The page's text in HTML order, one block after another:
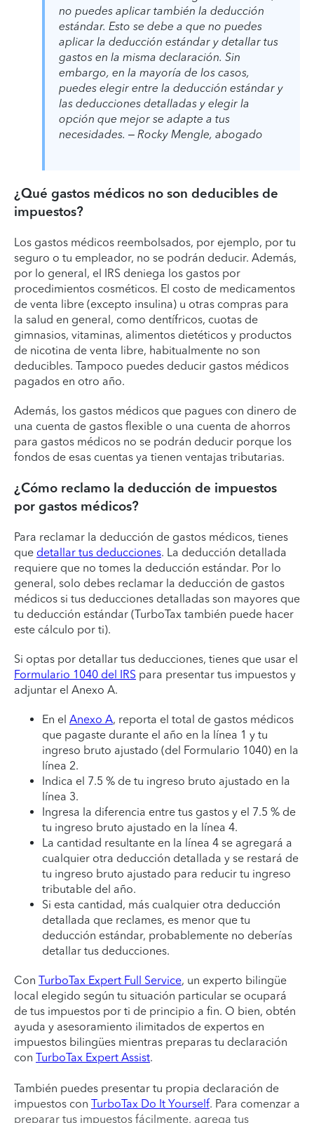
no puedes aplicar también la deducción
estándar. Esto se debe a que no puedes
aplicar la deducción estándar y detallar tus
gastos en la misma declaración. Sin
embargo, en la mayoría de los casos,
puedes elegir entre la deducción estándar y
las deducciones detalladas y elegir la
opción que mejor se adapte a tus
necesidades. – Rocky Mengle, abogado
¿Qué gastos médicos no son deducibles de
impuestos?
Los gastos médicos reembolsados, por ejemplo, por tu
seguro o tu empleador, no se podrán deducir. Además,
por lo general, el IRS deniega los gastos por
procedimientos cosméticos. El costo de medicamentos
de venta libre (excepto insulina) u otras compras para
la salud en general, como dentífricos, cuotas de
gimnasios, vitaminas, alimentos dietéticos y productos
de nicotina de venta libre, habitualmente no son
deducibles. Tampoco puedes deducir gastos médicos
pagados en otro año.
Además, los gastos médicos que pagues con dinero de
una cuenta de gastos flexible o una cuenta de ahorros
para gastos médicos no se podrán deducir porque los
fondos de esas cuentas ya tienen ventajas tributarias.
¿Cómo reclamo la deducción de impuestos
por gastos médicos?
Para reclamar la deducción de gastos médicos, tienes
que detallar tus deducciones. La deducción detallada
requiere que no tomes la deducción estándar. Por lo
general, solo debes reclamar la deducción de gastos
médicos si tus deducciones detalladas son mayores que
tu deducción estándar (TurboTax también puede hacer
este cálculo por ti).
Si optas por detallar tus deducciones, tienes que usar el
Formulario 1040 del IRS para presentar tus impuestos y
adjuntar el Anexo A.
En el Anexo A, reporta el total de gastos médicos
que pagaste durante el año en la línea 1 y tu
ingreso bruto ajustado (del Formulario 1040) en la
línea 2.
Indica el 7.5 % de tu ingreso bruto ajustado en la
línea 3.
Ingresa la diferencia entre tus gastos y el 7.5 % de
tu ingreso bruto ajustado en la línea 4.
La cantidad resultante en la línea 4 se agregará a
cualquier otra deducción detallada y se restará de
tu ingreso bruto ajustado para reducir tu ingreso
tributable del año.
Si esta cantidad, más cualquier otra deducción
detallada que reclames, es menor que tu
deducción estándar, probablemente no deberías
detallar tus deducciones.
Con TurboTax Expert Full Service, un experto bilingüe
local elegido según tu situación particular se ocupará
de tus impuestos por ti de principio a fin. O bien, obtén
ayuda y asesoramiento ilimitados de expertos en
impuestos bilingües mientras preparas tu declaración
con TurboTax Expert Assist.
También puedes presentar tu propia declaración de
impuestos con TurboTax Do It Yourself. Para comenzar a
preparar tus impuestos fácilmente, agrega tus